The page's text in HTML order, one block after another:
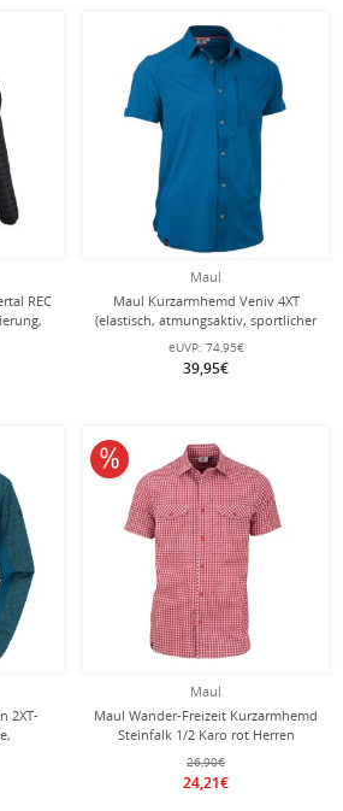
REC
Maul
Maul Kurzarmhemd Veniv 4XT
(elastisch, atmungsaktiv, sportlicher
Schnitt) blau Herren
eUVP: 74,95€
39,95€
2XT-
Maul
Maul Wander-Freizeit Kurzarmhemd
Steinfalk 1/2 Karo rot Herren
26,90€
24,21€
10% reduziert